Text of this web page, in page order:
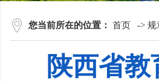
您当前所在的位置： 首页 -> 规
陕西省